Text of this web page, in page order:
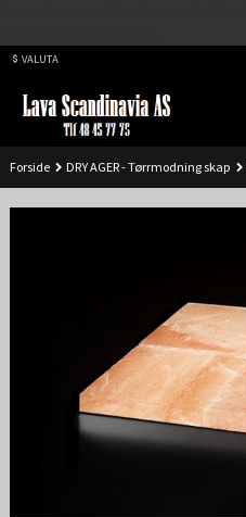
VALUTA
Forside DRY AGER - Tørrmodning skap